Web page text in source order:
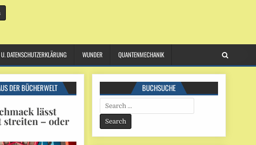
DATENSCHUTZERKLÄRUNG WUNDER QUANTENMECHANIK
DER BÜCHERWELT
lässt
streiten – oder
BUCHSUCHE
Search
for: